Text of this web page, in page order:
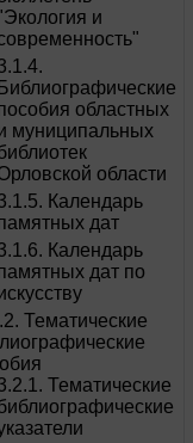
и
Библиографические
областных
муниципальных
области
Календарь
дат
Календарь
дат по
Тематические
Тематические